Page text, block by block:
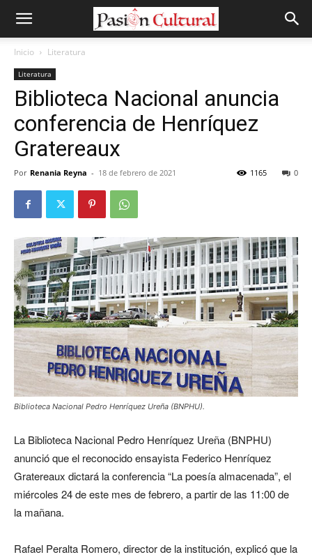
Inicio Literatura
Literatura
Biblioteca Nacional anuncia
conferencia de Henríquez
Gratereaux
Por Renania Reyna - 18 de febrero de 2021 0
1165
Biblioteca Nacional Pedro Henríquez Ureña (BNPHU).
La Biblioteca Nacional Pedro Henríquez Ureña (BNPHU)
anunció que el reconocido ensayista Federico Henríquez
Gratereaux dictará la conferencia “La poesía almacenada”, el
miércoles 24 de este mes de febrero, a partir de las 11:00 de
la mañana.
Rafael Peralta Romero, director de la institución, explicó que la